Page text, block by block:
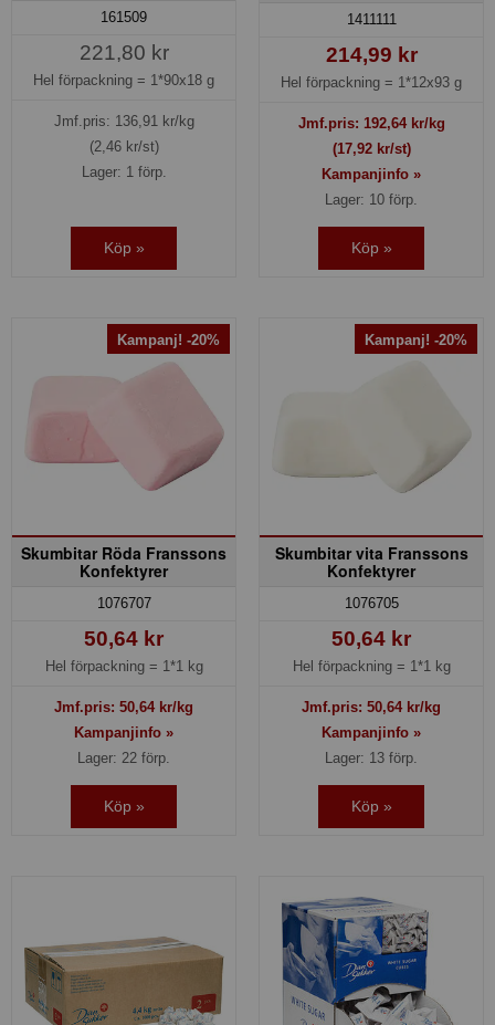
161509
221,80 kr
Hel förpackning = 1*90x18 g
Jmf.pris: 136,91
kr/kg
(2,46 kr/st)
Lager: 1 förp.
Köp »
1411111
214,99 kr
Hel förpackning = 1*12x93 g
Jmf.pris: 192,64kr/kg
(17,92 kr/st)
Kampanjinfo »
Lager: 10 förp.
Köp »
Kampanj! -20%
Skumbitar Röda Franssons
Konfektyrer
1076707
50,64 kr
Hel förpackning = 1*1 kg
Jmf.pris: 50,64 kr/kg
Kampanjinfo »
Lager: 22 förp.
Köp »
Kampanj! -20%
Skumbitar vita Franssons
Konfektyrer
1076705
50,64 kr
Hel förpackning = 1*1 kg
Jmf.pris: 50,64 kr/kg
Kampanjinfo »
Lager: 13 förp.
Köp »